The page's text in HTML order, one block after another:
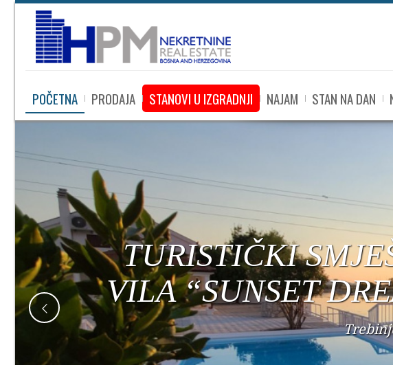
POČETNA PRODAJA STANOVI U IZGRADNJI NAJAM STAN NA DAN
TURISTIČKI
VILA “SUNSET